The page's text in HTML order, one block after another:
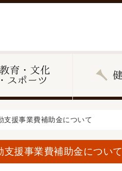
支援事業費補助金について
援事業費補助金について